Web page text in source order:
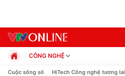
CÔNG NGHỆ
Chính trị
Cuộc sống số HiTech Công nghệ tương lai